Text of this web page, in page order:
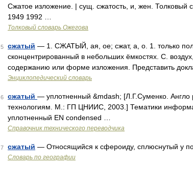
Сжатое изложение. | сущ. сжатость, и, жен.
1949 1992 …
Толковый словарь Ожегова
5 сжатый — 1. СЖАТЫЙ, ая, ое; сжат, а, о. 1. только
сконцентрированный в небольших ёмкостях. С.
содержанию или форме изложения. Представить
Энциклопедический словарь
6 сжатый — уплотненный &mdash; [Л.Г.Суменко.
технологиям. М.: ГП ЦНИИС, 2003.] Тематики
уплотненный EN condensed …
Справочник технического переводчика
7 сжатый — Относящийся к сфероиду, сплюснутый у
Словарь по географии